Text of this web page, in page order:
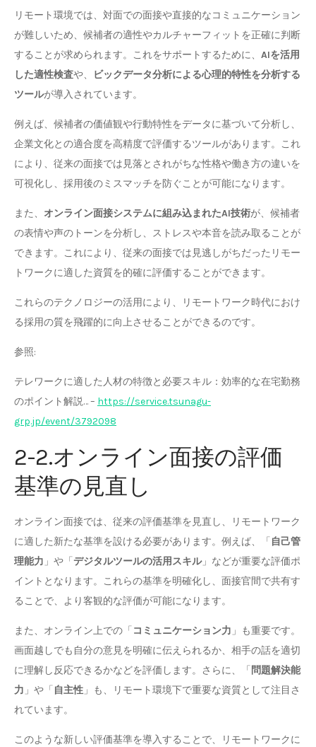
リモート環境では、対面での面接や直接的なコミュニケーション
が難しいため、候補者の適性やカルチャーフィットを正確に判断
することが求められます。これをサポートするために、 AIを活用
した適性検査や、
ビックデータ分析による心理的特性を分析する
ツールが導入されています。
例えば、候補者の価値観や行動特性をデータに基づいて分析し、
企業文化との適合度を高精度で評価するツールがあります。これ
により、従来の面接では見落とされがちな性格や働き方の違いを
可視化し、採用後のミスマッチを防ぐことが可能になります。
また、 オンライン面接システムに組み込まれたAI技術が、候補者
の表情や声のトーンを分析し、ストレスや本音を読み取ることが
できます。これにより、従来の面接では見逃しがちだったリモー
トワークに適した資質を的確に評価することができます。
これらのテクノロジーの活用により、リモートワーク時代におけ
る採用の質を飛躍的に向上させることができるのです。
参照:
テレワークに適した人材の特徴と必要スキル：効率的な在宅勤務
のポイント解説… – https://service.tsunagu-
grp.jp/event/3792098
2-2.オンライン面接の評価
基準の見直し
オンライン面接では、従来の評価基準を見直し、リモートワーク
に適した新たな基準を設ける必要があります。例えば、「 自己管
理能力 」や「 デジタルツールの活用スキル」などが重要な評価ポ
イントとなります。これらの基準を明確化し、面接官間で共有す
ることで、より客観的な評価が可能になります。
また、オンライン上での「 コミュニケーション力 」も重要です。
画面越しでも自分の意見を明確に伝えられるか、相手の話を適切
に理解し反応できるかなどを評価します。さらに、「 問題解決能
力 」や「 自主性 」も、リモート環境下で重要な資質として注目さ
れています。
このような新しい評価基準を導入することで、リモートワークに